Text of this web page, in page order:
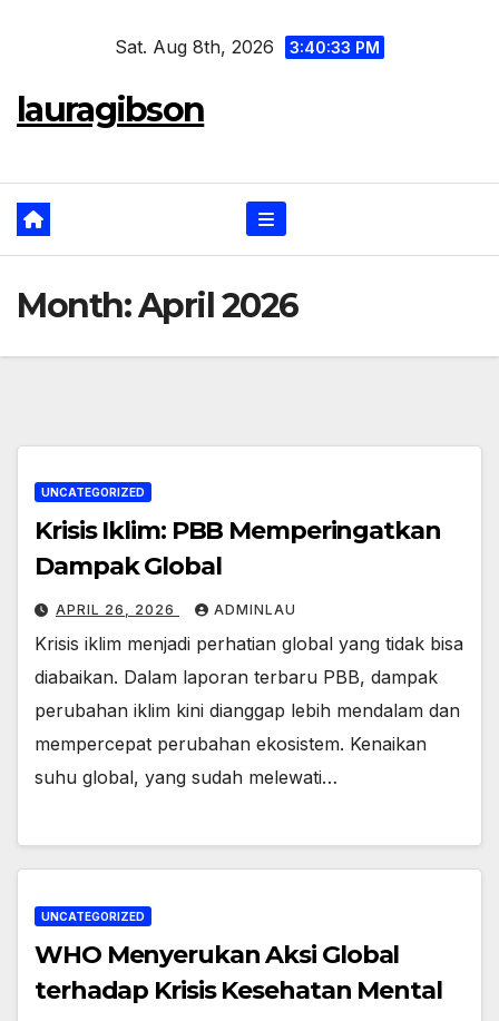
Sat. Aug 8th, 2026 3:40:34 PM
lauragibson
Month:April 2026
UNCATEGORIZED
Krisis Iklim: PBB Memperingatkan
Dampak Global
APRIL 26, 2026 ADMINLAU
Krisis iklim menjadi perhatian global yang tidak bisa
diabaikan. Dalam laporan terbaru PBB, dampak
perubahan iklim kini dianggap lebih mendalam dan
mempercepat perubahan ekosistem. Kenaikan
suhu global, yang sudah melewati…
UNCATEGORIZED
WHO Menyerukan Aksi Global
terhadap Krisis Kesehatan Mental